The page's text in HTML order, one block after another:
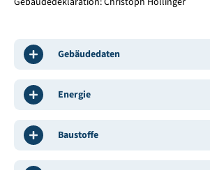
Gebäudedaten
Energie
Baustoffe